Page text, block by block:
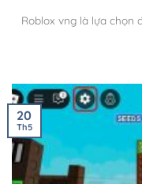
Roblox vng là lựa chọn
20
Th5